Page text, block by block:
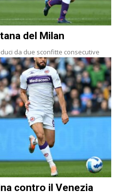
del Milan
da due sconfitte consecutive
contro il Venezia